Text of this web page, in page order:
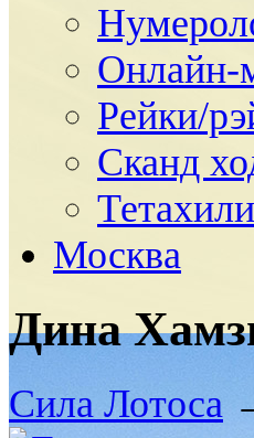
Онлайн-
Рейки/
Сканд
Москва
Дина
Сила Лотоса